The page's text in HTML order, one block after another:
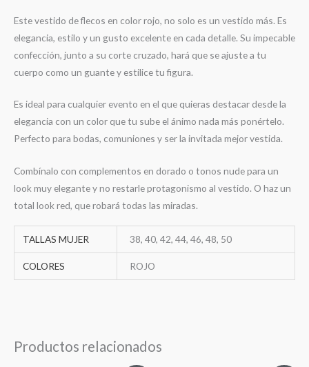
Este vestido de flecos en color rojo, no solo es un vestido más. Es
elegancia, estilo y un gusto excelente en cada detalle. Su impecable
confección, junto a su corte cruzado, hará que se ajuste a tu
cuerpo como un guante y estilice tu figura.
Es ideal para cualquier evento en el que quieras destacar desde la
elegancia con un color que tu sube el ánimo nada más ponértelo.
Perfecto para bodas, comuniones y ser la invitada mejor vestida.
Combínalo con complementos en dorado o tonos nude para un
look muy elegante y no restarle protagonismo al vestido. O haz un
total look red, que robará todas las miradas.
TALLAS MUJER 38, 40, 42, 44, 46, 48, 50
COLORES ROJO
Productos relacionados